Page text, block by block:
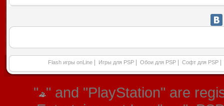
Flash игры onLine Игры для PSP Обои для PSP Софт для PSP
" " and "PlayStation" are